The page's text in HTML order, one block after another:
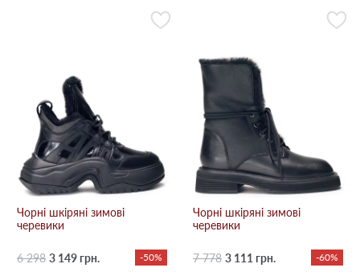
Чорні шкіряні зимові
черевики
6 298 3 149 грн. -50%
Чорні шкіряні зимові
черевики
7 778 3 111 грн. -60%